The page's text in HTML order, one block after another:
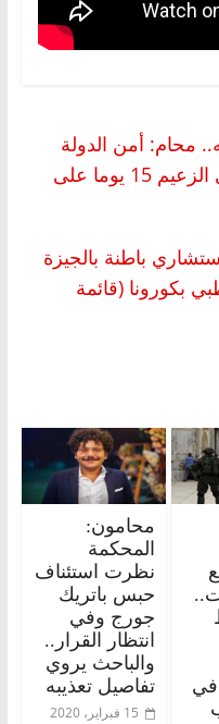
محام: أمن الدولة
تحبس المصور الصحفي حمدي الزعيم 15 يوما على
استشاري باطنة بالجيزة
بكورونا (قائمة
في
محامون:
المحكمة
نظرت استئناف
حبس باتريك
جورج وفي
انتظار القرار..
والباحث يروي
تفاصيل تعذيبه
15 فبراير، 2020